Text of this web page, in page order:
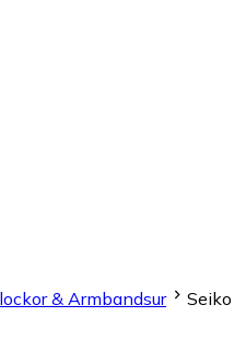
& Armbandsur